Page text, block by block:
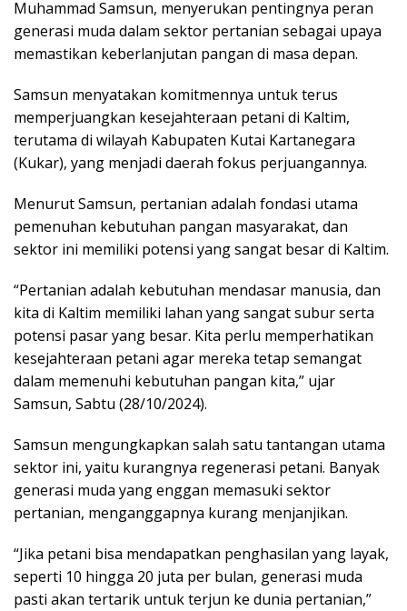
Muhammad Samsun, menyerukan pentingnya peran
generasi muda dalam sektor pertanian sebagai upaya
memastikan keberlanjutan pangan di masa depan.
Samsun menyatakan komitmennya untuk terus
memperjuangkan kesejahteraan petani di Kaltim,
terutama di wilayah Kabupaten Kutai Kartanegara
(Kukar), yang menjadi daerah fokus perjuangannya.
Menurut Samsun, pertanian adalah fondasi utama
pemenuhan kebutuhan pangan masyarakat, dan
sektor ini memiliki potensi yang sangat besar di Kaltim.
“Pertanian adalah kebutuhan mendasar manusia, dan
kita di Kaltim memiliki lahan yang sangat subur serta
potensi pasar yang besar. Kita perlu memperhatikan
kesejahteraan petani agar mereka tetap semangat
dalam memenuhi kebutuhan pangan kita,” ujar
Samsun, Sabtu (28/10/2024).
Samsun mengungkapkan salah satu tantangan utama
sektor ini, yaitu kurangnya regenerasi petani. Banyak
generasi muda yang enggan memasuki sektor
pertanian, menganggapnya kurang menjanjikan.
“Jika petani bisa mendapatkan penghasilan yang layak,
seperti 10 hingga 20 juta per bulan, generasi muda
pasti akan tertarik untuk terjun ke dunia pertanian,”